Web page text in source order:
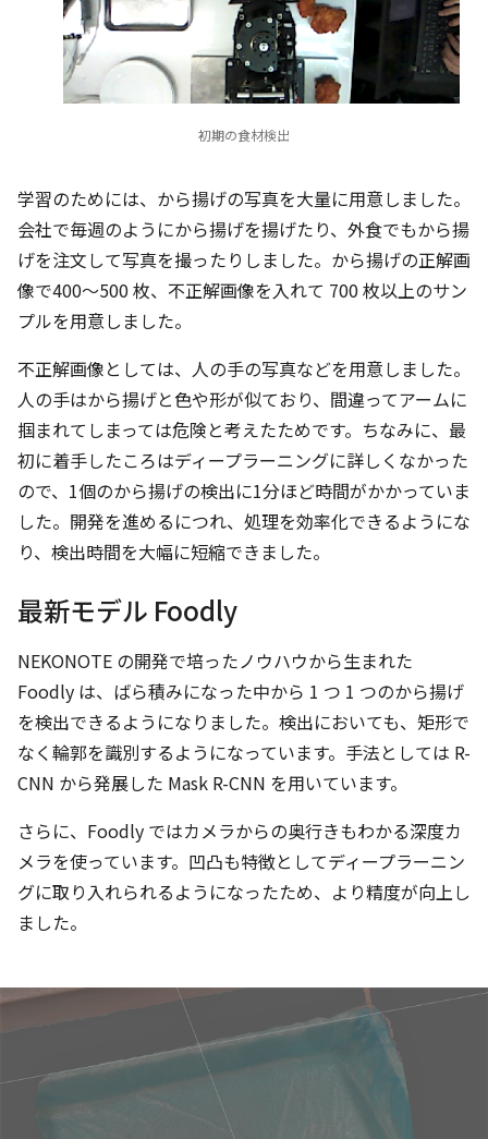
初期の食材検出
学習のためには、から揚げの写真を大量に用意しました。
会社で毎週のようにから揚げを揚げたり、外食でもから揚
げを注文して写真を撮ったりしました。から揚げの正解画
像で400〜500 枚、不正解画像を入れて 700 枚以上のサン
プルを用意しました。
不正解画像としては、人の手の写真などを用意しました。
人の手はから揚げと色や形が似ており、間違ってアームに
掴まれてしまっては危険と考えたためです。ちなみに、最
初に着手したころはディープラーニングに詳しくなかった
ので、1個のから揚げの検出に1分ほど時間がかかっていま
した。開発を進めるにつれ、処理を効率化できるようにな
り、検出時間を大幅に短縮できました。
最新モデル Foodly
NEKONOTE の開発で培ったノウハウから生まれた
Foodly は、ばら積みになった中から 1 つ 1 つのから揚げ
を検出できるようになりました。検出においても、矩形で
なく輪郭を識別するようになっています。手法としては R-
CNN から発展した Mask R-CNN を用いています。
さらに、Foodly ではカメラからの奥行きもわかる深度カ
メラを使っています。凹凸も特徴としてディープラーニン
グに取り入れられるようになったため、より精度が向上し
ました。